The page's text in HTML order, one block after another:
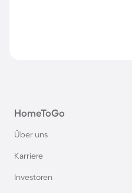
HomeToGo
Über uns
Karriere
Investoren